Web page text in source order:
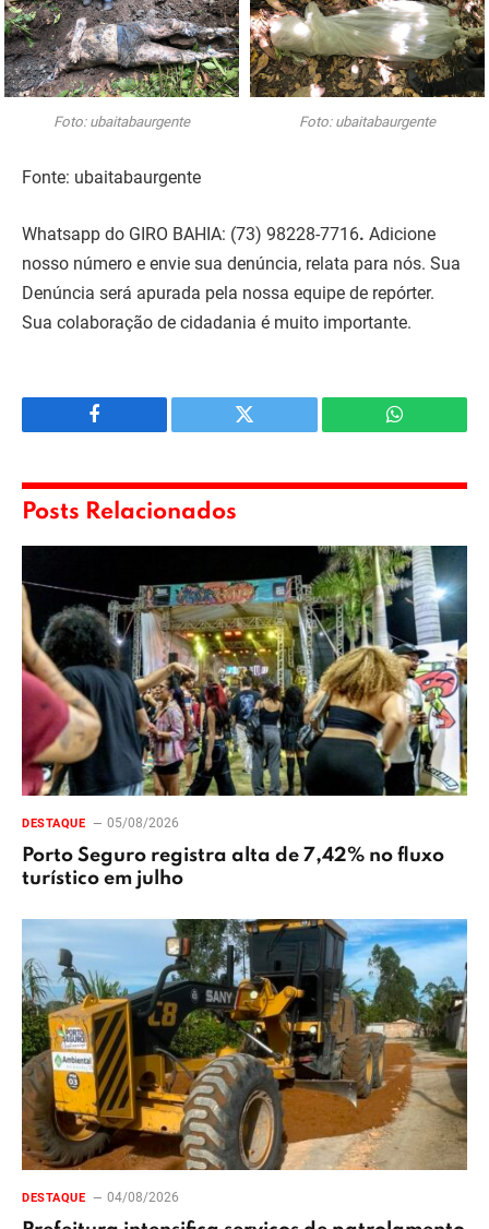
Foto: ubaitabaurgente Foto: ubaitabaurgente
Fonte: ubaitabaurgente
Whatsapp do GIRO BAHIA: (73) 98228-7716. Adicione
nosso número e envie sua denúncia, relata para nós. Sua
Denúncia será apurada pela nossa equipe de repórter.
Sua colaboração de cidadania é muito importante.
Facebook Twitter WhatsApp
Posts Relacionados
DESTAQUE 05/08/2026
Porto Seguro registra alta de 7,42% no fluxo
turístico em julho
DESTAQUE 04/08/2026